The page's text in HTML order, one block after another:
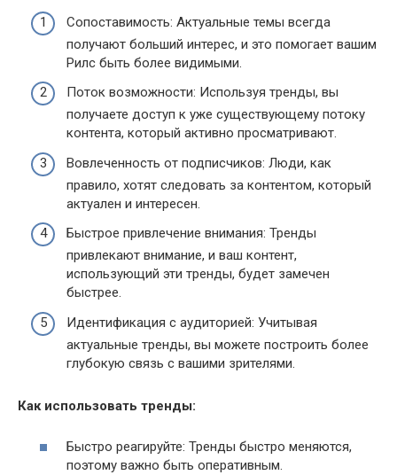
Сопоставимость: Актуальные темы всегда
получают больший интерес, и это помогает вашим
Рилс быть более видимыми.
Поток возможности: Используя тренды, вы
получаете доступ к уже существующему потоку
контента, который активно просматривают.
Вовлеченность от подписчиков: Люди, как
правило, хотят следовать за контентом, который
актуален и интересен.
Быстрое привлечение внимания: Тренды
привлекают внимание, и ваш контент,
использующий эти тренды, будет замечен
быстрее.
Идентификация с аудиторией: Учитывая
актуальные тренды, вы можете построить более
глубокую связь с вашими зрителями.
Как использовать тренды:
Быстро реагируйте: Тренды быстро меняются,
поэтому важно быть оперативным.